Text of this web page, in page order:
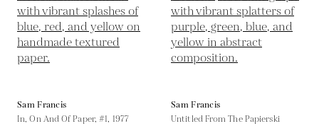
Sam Francis
In, On And Of Paper, #1, 1977
Sam Francis
Untitled From The Papierski